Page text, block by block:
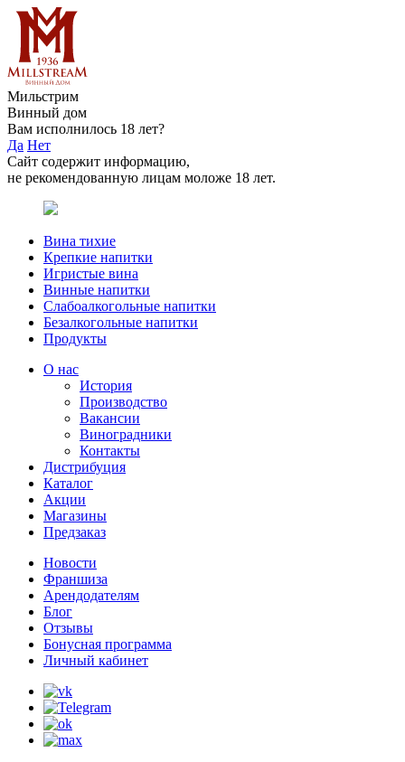
Мильстрим
Винный дом
Вам исполнилось 18 лет?
Да Нет
Сайт содержит информацию,
не рекомендованную лицам моложе 18 лет.
Вина тихие
Крепкие напитки
Игристые вина
Винные напитки
Слабоалкогольные напитки
Безалкогольные напитки
Продукты
О нас
История
Производство
Вакансии
Виноградники
Контакты
Дистрибуция
Каталог
Акции
Магазины
Предзаказ
Новости
Франшиза
Арендодателям
Блог
Отзывы
Бонусная программа
Личный кабинет